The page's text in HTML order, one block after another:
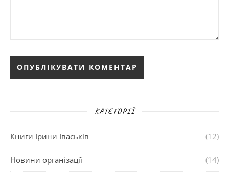
КАТЕГОРІЇ
Книги Ірини Іваськів (12)
Новини організації (14)